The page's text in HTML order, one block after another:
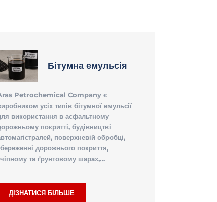
Бітумна емульсія
Petrochemical Company є
усіх типів бітумної емульсії
використання в асфальтному
покритті, будівництві
поверхневій обробці,
дорожнього покриття,
та ґрунтовому шарах,…
ДІЗНАТИСЯ БІЛЬШЕ